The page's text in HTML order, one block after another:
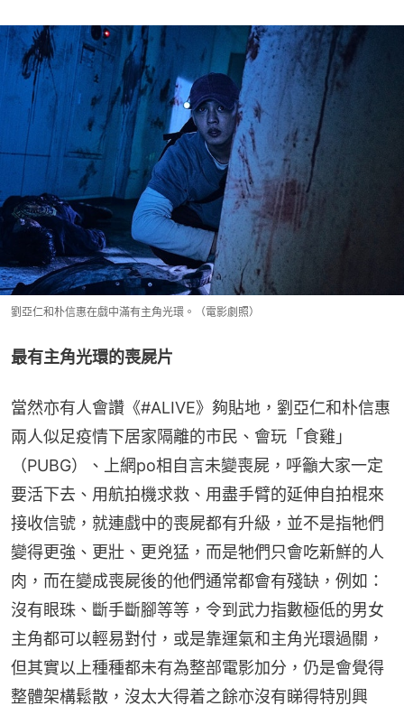
劉亞仁和朴信惠在戲中滿有主角光環。（電影劇照）
最有主角光環的喪屍片
當然亦有人會讚《#ALIVE》夠貼地，劉亞仁和朴信惠
兩人似足疫情下居家隔離的市民、會玩「食雞」
（PUBG）、上網po相自言未變喪屍，呼籲大家一定
要活下去、用航拍機求救、用盡手臂的延伸自拍棍來
接收信號，就連戲中的喪屍都有升級，並不是指牠們
變得更強、更壯、更兇猛，而是牠們只會吃新鮮的人
肉，而在變成喪屍後的他們通常都會有殘缺，例如：
沒有眼珠、斷手斷腳等等，令到武力指數極低的男女
主角都可以輕易對付，或是靠運氣和主角光環過關，
但其實以上種種都未有為整部電影加分，仍是會覺得
整體架構鬆散，沒太大得着之餘亦沒有睇得特別興